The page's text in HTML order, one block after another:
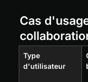
Cas
Type
d'utilisateur